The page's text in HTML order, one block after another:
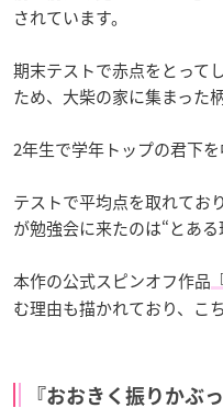
されています。
期末テストで赤点をとって
ため、大柴の家に集まった
2年生で学年トップの君下を
テストで平均点を取れてお
が勉強会に来たのは“とある
本作の公式スピンオフ作品
む理由も描かれており、こ
『おおきく振りかぶっ